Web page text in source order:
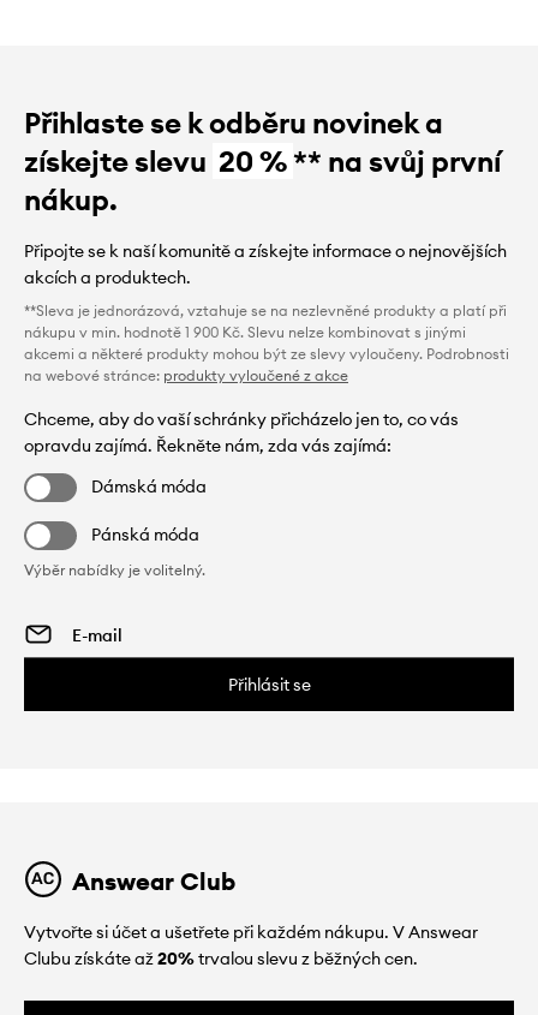
Přihlaste se k odběru novinek a
získejte slevu 20 %** na svůj první
nákup.
Připojte se k naší komunitě a získejte informace o nejnovějších
akcích a produktech.
**Sleva je jednorázová, vztahuje se na nezlevněné produkty a platí při
nákupu v min. hodnotě 1 900 Kč. Slevu nelze kombinovat s jinými
akcemi a některé produkty mohou být ze slevy vyloučeny. Podrobnosti
na webové stránce: produkty vyloučené z akce
Chceme, aby do vaší schránky přicházelo jen to, co vás
opravdu zajímá. Řekněte nám, zda vás zajímá:
Dámská móda
Pánská móda
Výběr nabídky je volitelný.
Přihlásit se
Answear Club
Vytvořte si účet a ušetřete při každém nákupu. V Answear
Clubu získáte až20%trvalou slevu z běžných cen.